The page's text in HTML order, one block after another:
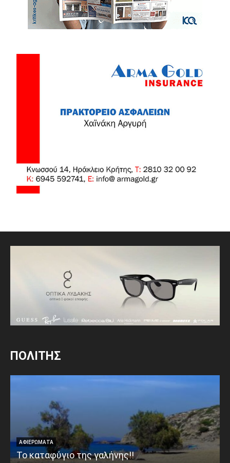
ΠΟΛΙΤΗΣ
ΑΦΙΕΡΩΜΑΤΑ
Το καταφύγιο της γαλήνης!!